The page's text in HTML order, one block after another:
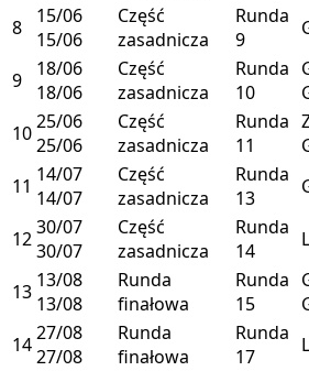
8
15/06
15/06
Część
zasadnicza
Runda
9
9
18/06
18/06
Część
zasadnicza
Runda
10
1025/06
25/06
Część
zasadnicza
Runda
11
11 14/07
14/07
Część
zasadnicza
Runda
13
1230/07
30/07
Część
zasadnicza
Runda
14
13 13/08
13/08
Runda
finałowa
Runda
15
1427/08
27/08
Runda
finałowa
Runda
17